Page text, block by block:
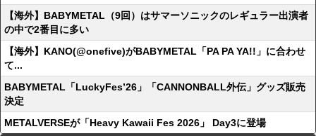
【海外】BABYMETAL（9回）はサマーソニックのレギュラー出演者
の中で2番目に多い
【海外】KANO(@onefive)がBABYMETAL「PA PA YA!!」に合わせ
て...
BABYMETAL「LuckyFes’26」「CANNONBALL外伝」グッズ販売
決定
METALVERSEが「Heavy Kawaii Fes 2026」 Day3に登場